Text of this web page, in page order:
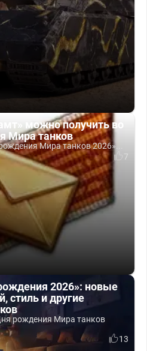
можно получить во
Мира танков
Мира танков 2026»...
7
2026»: новые
стиль и другие
рождения Мира танков
13